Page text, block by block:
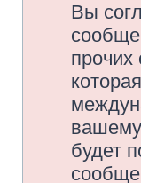
Вы
будет